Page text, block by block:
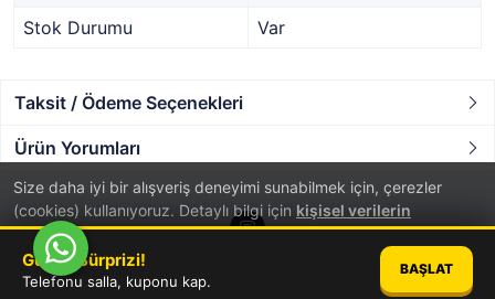
Size daha iyi bir alışveriş deneyimi sunabilmek için, çerezler
(cookies) kullanıyoruz. Detaylı bilgi için kişisel verilerin
korunmasıhakkında aydınlatma metnini inceleyebilirsiniz.
Stok Durumu
Var
Taksit / Ödeme Seçenekleri
Ürün Yorumları
PlatinMarket®E-Ticaret Sistemi İle Hazırlanmıştır.
Günün Sürprizi!
Telefonu salla, kuponu kap.
BAŞLAT